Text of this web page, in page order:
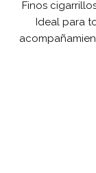
Finos
Ideal para